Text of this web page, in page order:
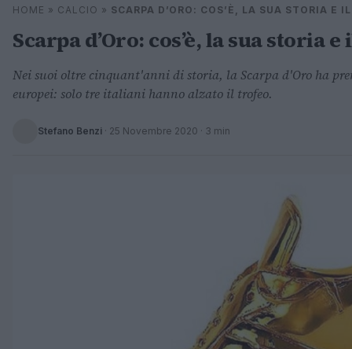
Cerca
⌕ ×
HOME » CALCIO » SCARPA D’ORO: COS’È, LA SUA STORIA E
Scarpa d’Oro: cos’è, la sua storia
Nei suoi oltre cinquant'anni di storia, la Scarpa d'Oro ha
europei: solo tre italiani hanno alzato il trofeo.
Stefano Benzi · 25 Novembre 2020 · 3 min